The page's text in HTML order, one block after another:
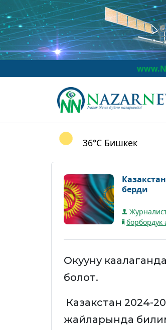
36°C Бишкек
берди
Окууну
болот.
Казакстан 2024-
жайларында